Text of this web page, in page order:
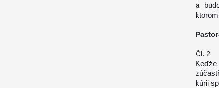
a
Čl. 2
kúrii